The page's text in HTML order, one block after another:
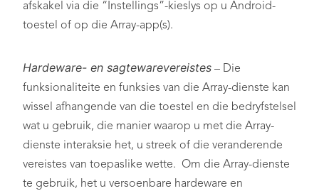
afskakel via die “Instellings”-kieslys op u Android-
toestel of op die Array-app(s).
Hardeware- en sagtewarevereistes – Die
funksionaliteite en funksies van die Array-dienste kan
wissel afhangende van die toestel en die bedryfstelsel
wat u gebruik, die manier waarop u met die Array-
dienste interaksie het, u streek of die veranderende
vereistes van toepaslike wette. Om die Array-dienste
te gebruik, het u versoenbare hardeware en